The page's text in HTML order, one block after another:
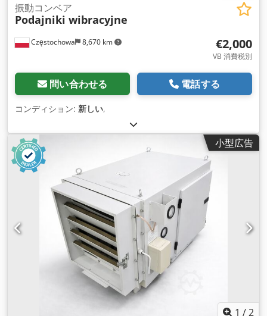
Częstochowa 8,670 km
振動コンベア
Podajniki wibracyjne
€2,000
VB 消費税別
問い合わせる 電話する
コンディション: 新しい,
小型広告
1 /2